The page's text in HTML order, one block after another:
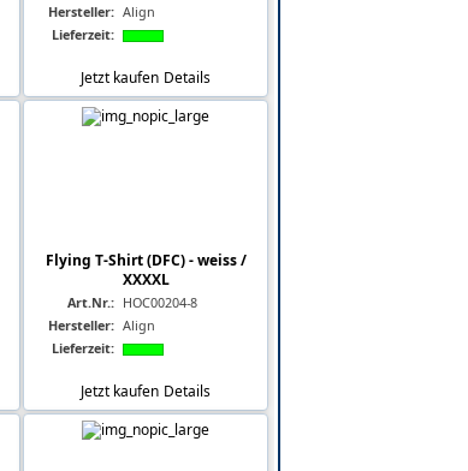
Hersteller: Align
Lieferzeit:
Jetzt kaufen Details
Flying T-Shirt (DFC) - weiss /
XXXXL
Art.Nr.: HOC00204-8
Hersteller: Align
Lieferzeit:
Jetzt kaufen Details